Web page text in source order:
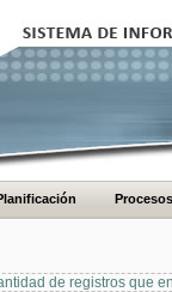
Procesos
de registros que